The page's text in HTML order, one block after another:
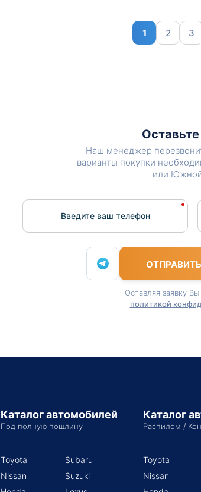
1 2 3
Наш менеджер
варианты покупки
или
Введите ваш телефон
Оставляя заявку
политикой
Каталог автомобилей
Под полную пошлину
Toyota
Nissan
Subaru
Suzuki
Каталог
Распилом /
Toyota
Nissan